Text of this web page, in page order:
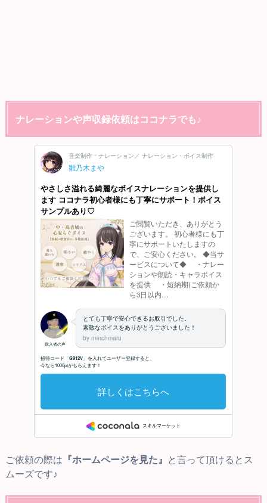
ナレーションや声収録依頼はココナラでも♪
ご依頼の際は 『ホームページを見た』
と言って頂けるとス
ムーズです♪